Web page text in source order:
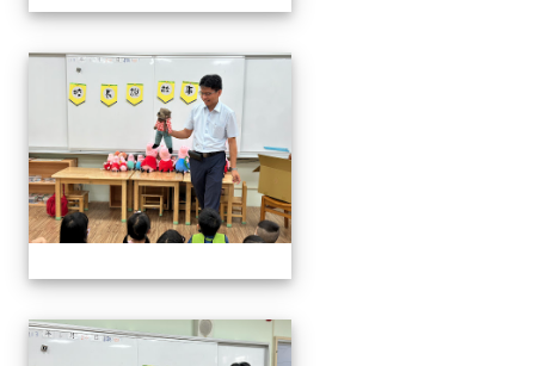
06.20校長說故事幼兒園
06.20校長說故事幼兒園